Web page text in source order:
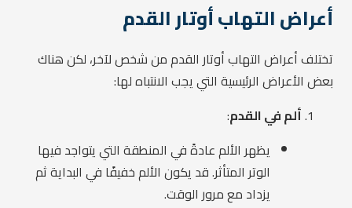
أعراض التهاب أوتار القدم
تختلف أعراض التهاب أوتار القدم من شخص لآخر، لكن هناك
بعض الأعراض الرئيسية التي يجب الانتباه لها:
ألم في القدم:
يظهر الألم عادةً في المنطقة التي يتواجد فيها
الوتر المتأثر. قد يكون الألم خفيفًا في البداية ثم
يزداد مع مرور الوقت.